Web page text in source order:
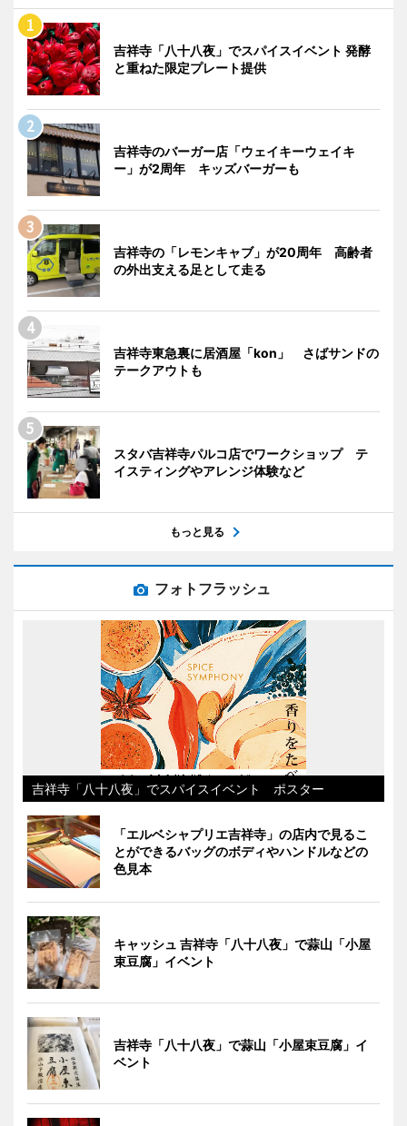
吉祥寺「八十八夜」でスパイスイベント 発酵
と重ねた限定プレート提供
吉祥寺のバーガー店「ウェイキーウェイキ
ー」が2周年 キッズバーガーも
吉祥寺の「レモンキャブ」が20周年 高齢者
の外出支える足として走る
吉祥寺東急裏に居酒屋「kon」 さばサンドの
テークアウトも
スタバ吉祥寺パルコ店でワークショップ テ
イスティングやアレンジ体験など
もっと見る
フォトフラッシュ
吉祥寺「八十八夜」でスパイスイベント ポスター
「エルベシャプリエ吉祥寺」の店内で見るこ
とができるバッグのボディやハンドルなどの
色見本
キャッシュ 吉祥寺「八十八夜」で蒜山「小屋
束豆腐」イベント
吉祥寺「八十八夜」で蒜山「小屋束豆腐」イ
ベント